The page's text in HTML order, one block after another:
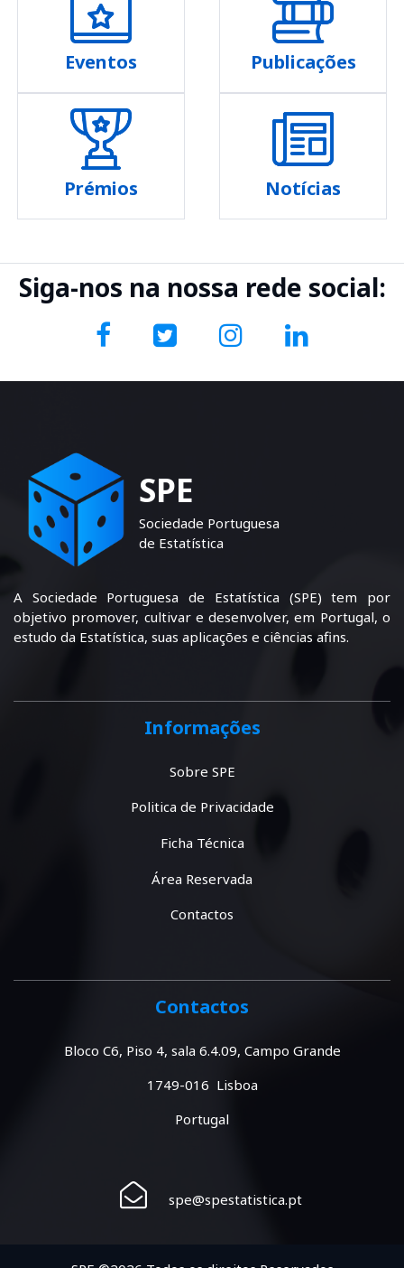
Eventos Publicações
Prémios Notícias
Siga-nos na nossa rede social:
SPE
Sociedade Portuguesa
de Estatística
A Sociedade Portuguesa de Estatística (SPE) tem por
objetivo promover, cultivar e desenvolver, em Portugal, o
estudo da Estatística, suas aplicações e ciências afins.
Informações
Sobre SPE
Politica de Privacidade
Ficha Técnica
Área Reservada
Contactos
Contactos
Bloco C6, Piso 4, sala 6.4.09, Campo Grande
1749-016 Lisboa
Portugal
spe@spestatistica.pt